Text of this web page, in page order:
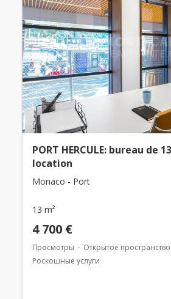
PORT HERCULE: bureau de
location
Monaco - Port
13 m²
4 700 €
Просмотры
Открытое пространство
Роскошные услуги